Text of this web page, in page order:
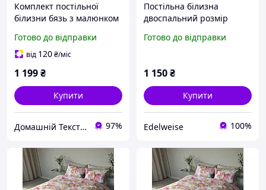
Комплект постільної
білизни бязь з малюнком
Готово до відправки
від 120₴/міс
1 199₴
Купити
Домашній Текстиль 97%
Постільна білизна
двоспальний розмір
білий з бузковим в
Гортензія
Готово до відправки
1 150₴
Купити
Edelweise 100%